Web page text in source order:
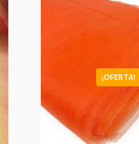
¡OFERTA!